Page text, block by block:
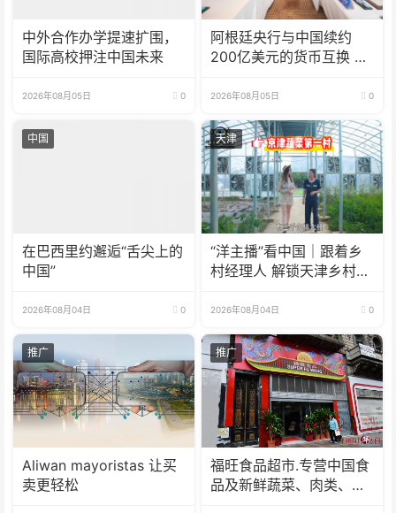
中外合作办学提速扩围，
国际高校押注中国未来
2026年08月05日 0
阿根廷央行与中国续约
200亿美元的货币互换 有
2026年08月05日 0
中国
在巴西里约邂逅“舌尖上的
中国”
2026年08月04日 0
天津
“洋主播”看中国｜跟着乡
村经理人 解锁天津乡村振
2026年08月04日 0
推广
Aliwan mayoristas 让买
卖更轻松
推广
福旺食品超市.专营中国食
品及新鲜蔬菜、肉类、